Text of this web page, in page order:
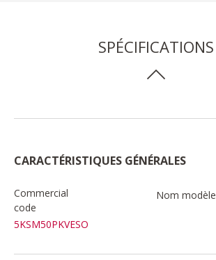
SPÉCIFICATIONS
CARACTÉRISTIQUES GÉNÉRALES
Commercial
code
5KSM50PKVESO
Nom modèle